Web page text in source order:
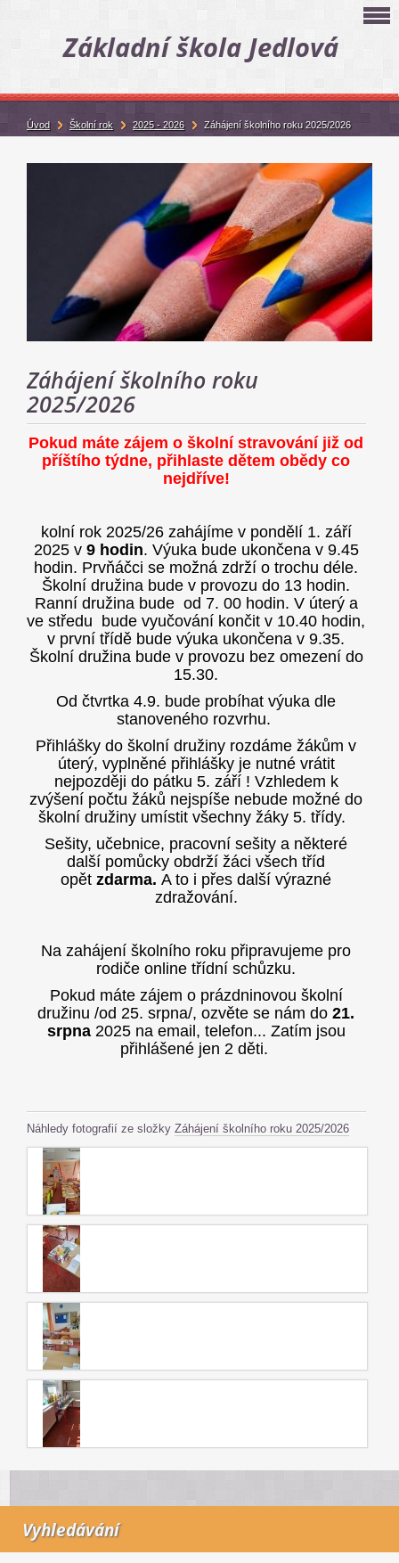
Základní škola Jedlová
Záhájení školního roku
2025/2026
Pokud máte zájem o školní stravování již od
příštího týdne, přihlaste dětem obědy co
nejdříve!
kolní rok 2025/26 zahájíme v pondělí 1. září
2025 v 9 hodin. Výuka bude ukončena v 9.45
hodin. Prvňáčci se možná zdrží o trochu déle.
Školní družina bude v provozu do 13 hodin.
Ranní družina bude od 7. 00 hodin. V úterý a
ve středu bude vyučování končit v 10.40 hodin,
v první třídě bude výuka ukončena v 9.35.
Školní družina bude v provozu bez omezení do
15.30.
Od čtvrtka 4.9. bude probíhat výuka dle
stanoveného rozvrhu.
Přihlášky do školní družiny rozdáme žákům v
úterý, vyplněné přihlášky je nutné vrátit
nejpozději do pátku 5. září ! Vzhledem k
zvýšení počtu žáků nejspíše nebude možné do
školní družiny umístit všechny žáky 5. třídy.
Sešity, učebnice, pracovní sešity a některé
další pomůcky obdrží žáci všech tříd
opět zdarma. A to i přes další výrazné
zdražování.
Na zahájení školního roku připravujeme pro
rodiče online třídní schůzku.
Pokud máte zájem o prázdninovou školní
družinu /od 25. srpna/, ozvěte se nám do 21.
srpna2025 na email, telefon... Zatím jsou
přihlášené jen 2 děti.
Náhledy fotografií ze složky Záhájení školního roku 2025/2026
Vyhledávání
Úvod Školní rok 2025 - 2026 Záhájení školního roku 2025/2026